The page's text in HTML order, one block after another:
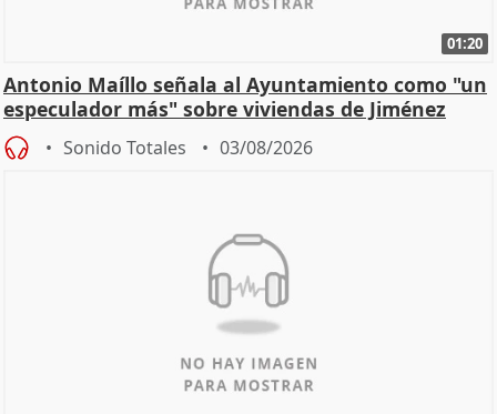
01:20
Antonio Maíllo señala al Ayuntamiento como "un
especulador más" sobre viviendas de Jiménez
Becerril
Sonido Totales 03/08/2026